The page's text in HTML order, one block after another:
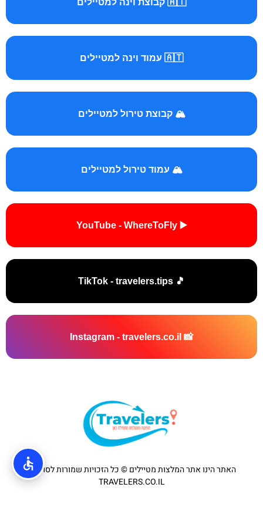
🇦🇹 עמוד וינה למטיילים
🏔️ קבוצת טירול למטיילים
🏔️ עמוד טירול למטיילים
▶️ YouTube - WhereToFly
🎵 TikTok - travelers.tips
📸 Instagram - travelers.co.il
האתר הינו אתר המלצות מטיילים © כל הזכויות שמורות לסוכנות
TRAVELERS.CO.IL